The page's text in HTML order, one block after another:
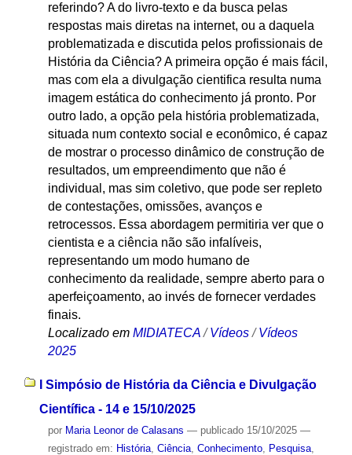
referindo? A do livro-texto e da busca pelas
respostas mais diretas na internet, ou a daquela
problematizada e discutida pelos profissionais de
História da Ciência? A primeira opção é mais fácil,
mas com ela a divulgação cientifica resulta numa
imagem estática do conhecimento já pronto. Por
outro lado, a opção pela história problematizada,
situada num contexto social e econômico, é capaz
de mostrar o processo dinâmico de construção de
resultados, um empreendimento que não é
individual, mas sim coletivo, que pode ser repleto
de contestações, omissões, avanços e
retrocessos. Essa abordagem permitiria ver que o
cientista e a ciência não são infalíveis,
representando um modo humano de
conhecimento da realidade, sempre aberto para o
aperfeiçoamento, ao invés de fornecer verdades
finais.
Localizado em MIDIATECA /Vídeos /Vídeos
2025
I Simpósio de História da Ciência e Divulgação
Científica - 14 e 15/10/2025
por Maria Leonor de Calasans — publicado15/10/2025 —
registrado em: História, Ciência, Conhecimento, Pesquisa,